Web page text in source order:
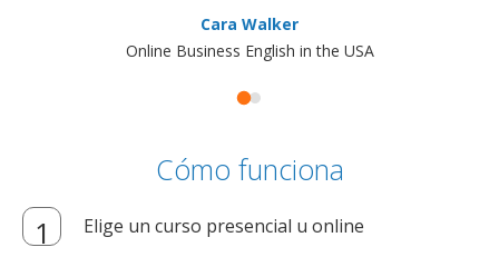
Cara Walker
Online Business English in the USA
Cómo funciona
Elige un curso presencial u online